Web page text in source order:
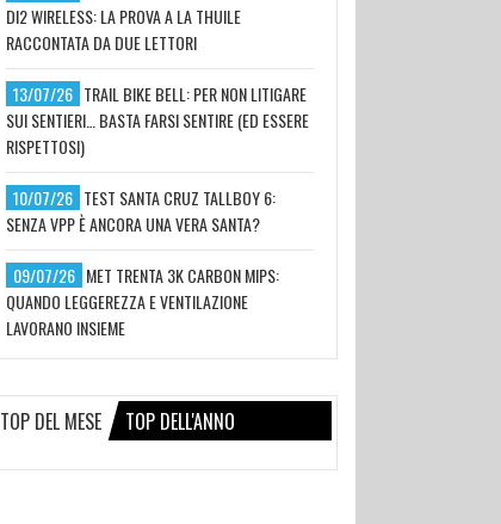
DI2 WIRELESS: LA PROVA A LA THUILE
RACCONTATA DA DUE LETTORI
13/07/26 TRAIL BIKE BELL: PER NON LITIGARE
SUI SENTIERI… BASTA FARSI SENTIRE (ED ESSERE
RISPETTOSI)
10/07/26 TEST SANTA CRUZ TALLBOY 6:
SENZA VPP È ANCORA UNA VERA SANTA?
09/07/26 MET TRENTA 3K CARBON MIPS:
QUANDO LEGGEREZZA E VENTILAZIONE
LAVORANO INSIEME
TOP DEL MESE TOP DELL'ANNO